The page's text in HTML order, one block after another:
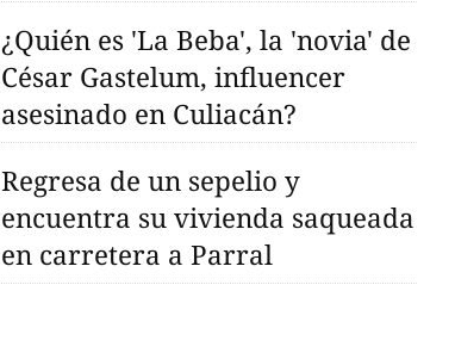
¿Quién es 'La Beba', la 'novia' de
César Gastelum, influencer
asesinado en Culiacán?
Regresa de un sepelio y
encuentra su vivienda saqueada
en carretera a Parral